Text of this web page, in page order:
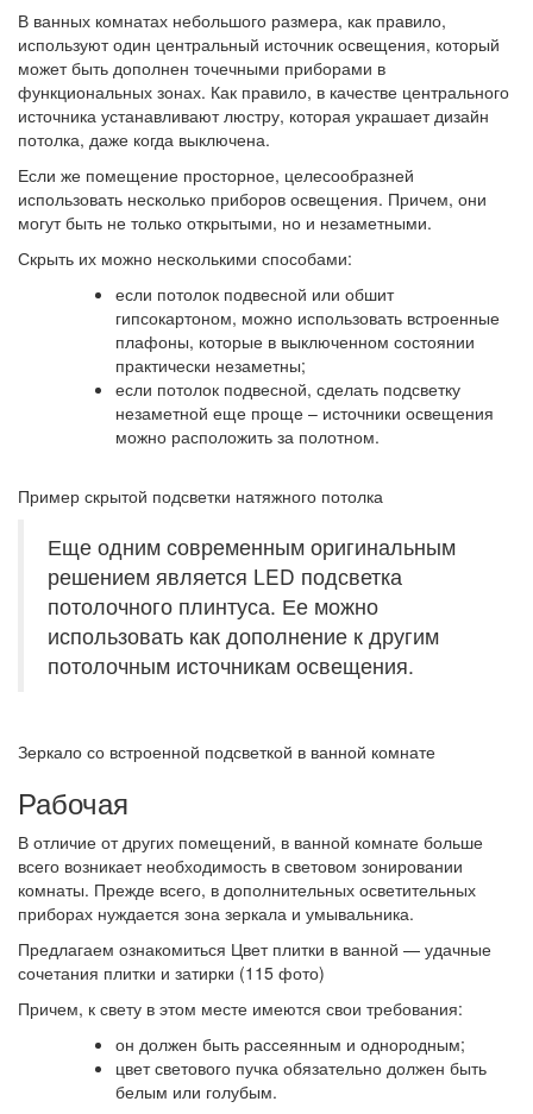
В ванных комнатах небольшого размера, как правило,
используют один центральный источник освещения, который
может быть дополнен точечными приборами в
функциональных зонах. Как правило, в качестве центрального
источника устанавливают люстру, которая украшает дизайн
потолка, даже когда выключена.
Если же помещение просторное, целесообразней
использовать несколько приборов освещения. Причем, они
могут быть не только открытыми, но и незаметными.
Скрыть их можно несколькими способами:
если потолок подвесной или обшит
гипсокартоном, можно использовать встроенные
плафоны, которые в выключенном состоянии
практически незаметны;
если потолок подвесной, сделать подсветку
незаметной еще проще – источники освещения
можно расположить за полотном.
Пример скрытой подсветки натяжного потолка
Еще одним современным оригинальным
решением является LED подсветка
потолочного плинтуса. Ее можно
использовать как дополнение к другим
потолочным источникам освещения.
Зеркало со встроенной подсветкой в ванной комнате
Рабочая
В отличие от других помещений, в ванной комнате больше
всего возникает необходимость в световом зонировании
комнаты. Прежде всего, в дополнительных осветительных
приборах нуждается зона зеркала и умывальника.
Предлагаем ознакомиться Цвет плитки в ванной — удачные
сочетания плитки и затирки (115 фото)
Причем, к свету в этом месте имеются свои требования:
он должен быть рассеянным и однородным;
цвет светового пучка обязательно должен быть
белым или голубым.